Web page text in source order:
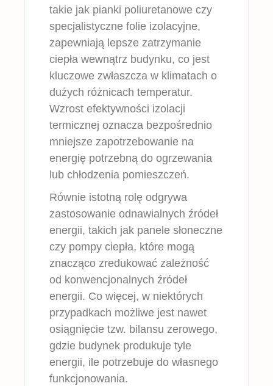
takie jak pianki poliuretanowe czy
specjalistyczne folie izolacyjne,
zapewniają lepsze zatrzymanie
ciepła wewnątrz budynku, co jest
kluczowe zwłaszcza w klimatach o
dużych różnicach temperatur.
Wzrost efektywności izolacji
termicznej oznacza bezpośrednio
mniejsze zapotrzebowanie na
energię potrzebną do ogrzewania
lub chłodzenia pomieszczeń.
Równie istotną rolę odgrywa
zastosowanie odnawialnych źródeł
energii, takich jak panele słoneczne
czy pompy ciepła, które mogą
znacząco zredukować zależność
od konwencjonalnych źródeł
energii. Co więcej, w niektórych
przypadkach możliwe jest nawet
osiągnięcie tzw. bilansu zerowego,
gdzie budynek produkuje tyle
energii, ile potrzebuje do własnego
funkcjonowania.